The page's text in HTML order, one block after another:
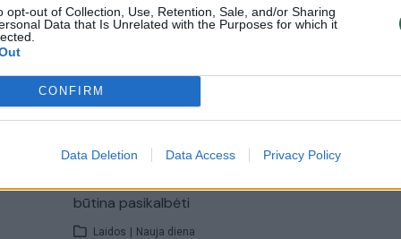
opt-out of Collection, Use, Retention, Sale, and/or Sharing
Data that Is Unrelated with the Purposes for which it
CONFIRM
Data Deletion Data Access Privacy Policy
Žinios | Pasaulis
00:15:25
Ruošiantis naujiems mokslo metams –
būtina pasikalbėti
Laidos | Nauja diena